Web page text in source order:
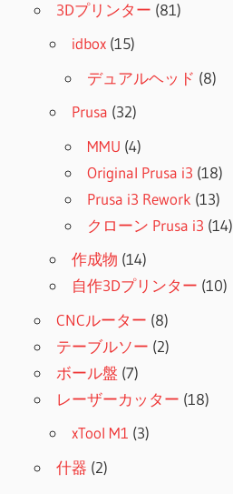
3Dプリンター (81)
idbox (15)
デュアルヘッド (8)
Prusa (32)
MMU (4)
Original Prusa i3 (18)
Prusa i3 Rework (13)
クローン Prusa i3 (14)
作成物 (14)
自作3Dプリンター (10)
CNCルーター (8)
テーブルソー (2)
ボール盤 (7)
レーザーカッター (18)
xTool M1 (3)
什器 (2)